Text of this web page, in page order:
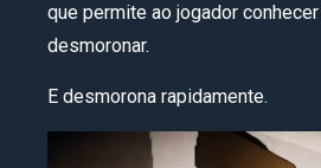
que permite ao jogador
desmoronar.
E desmorona rapidamente.